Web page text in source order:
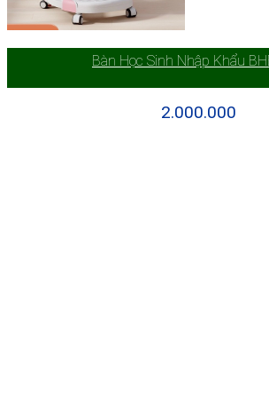
Bàn Học Sinh Nhập Khẩu
2.000.000